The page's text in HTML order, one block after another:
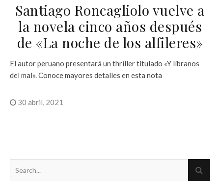
Santiago Roncagliolo vuelve a
la novela cinco años después
de «La noche de los alfileres»
El autor peruano presentará un thriller titulado «Y líbranos
del mal». Conoce mayores detalles en esta nota
30 abril, 2021